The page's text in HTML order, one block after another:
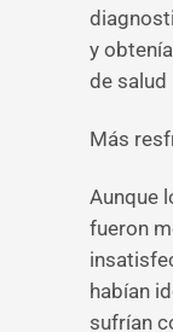
y
de salud
Más
Aunque
fueron
habían
sufrían